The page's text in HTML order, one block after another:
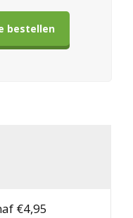
bestellen
€4,95